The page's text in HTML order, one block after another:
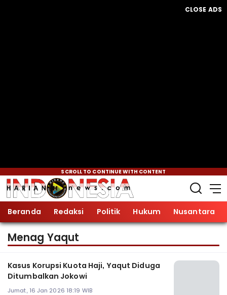
CLOSE ADS
SCROLL TO CONTINUE WITH CONTENT
Beranda Redaksi Politik Hukum Nusantara
Menag Yaqut
Kasus Korupsi Kuota Haji, Yaqut Diduga
Ditumbalkan Jokowi
Jumat, 16 Jan 2026 18:19 WIB